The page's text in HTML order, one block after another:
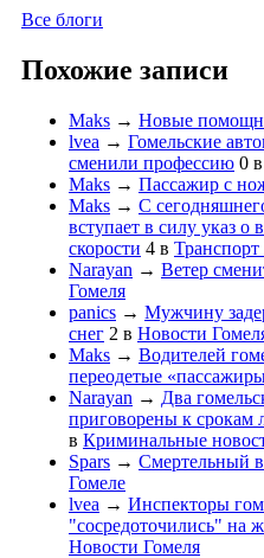
Все блоги
Похожие записи
Maks → Новые
lvea → Гомельские
сменили профессию 0 в
Maks → Пассажир с
Maks → С
вступает в силу указ
скорости 4 в Транспорт
Narayan → Ветер
Гомеля
panics → Мужчину
снег 2 в Новости
Maks → Водителей
переодетые
Narayan → Два
приговорены к срокам
в Криминальные
Spars → Смертельный
Гомеле
lvea → Инспекторы
"сосредоточились" на
Новости Гомеля